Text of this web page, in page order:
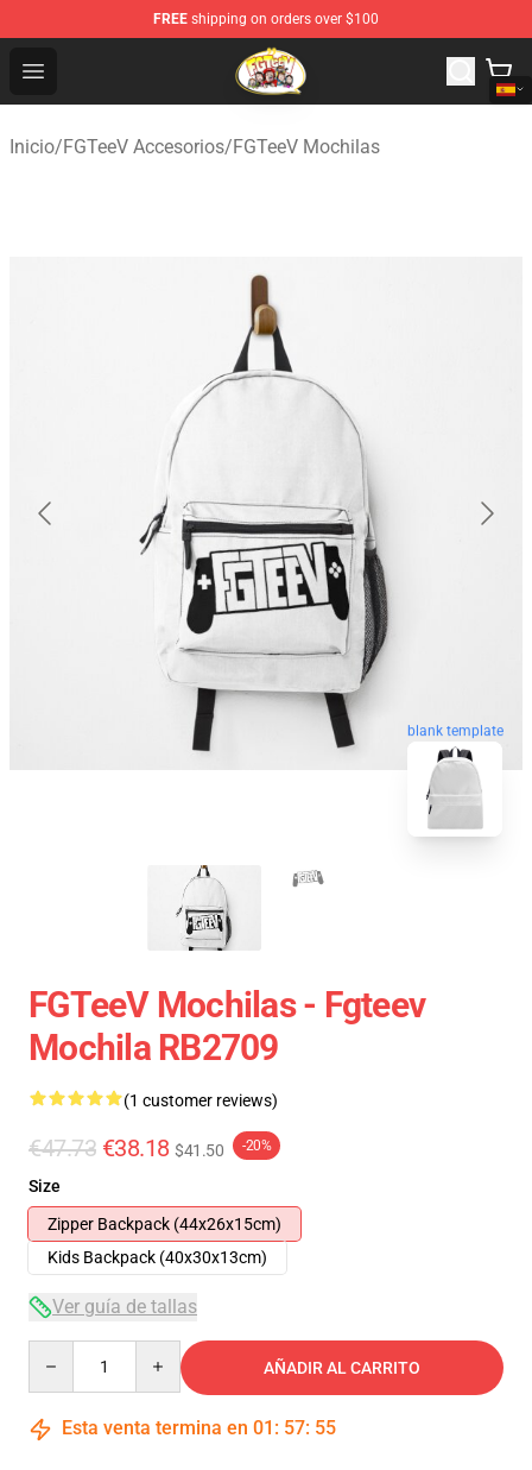
FREE shipping on orders over $100
Open menu
FGTeeV Store - Official FGTeeV Merchandise Shop
Inicio/FGTeeV Accesorios/FGTeeV Mochilas
blank template
FGTeeV Mochilas - Fgteev
Mochila RB2709
(1 customer reviews)
€47.73 €38.18 $41.50 -20%
Size
Zipper Backpack (44x26x15cm)
Kids Backpack (40x30x13cm)
Ver guía de tallas
AÑADIR AL CARRITO
Esta venta termina en 01 : 57: 54